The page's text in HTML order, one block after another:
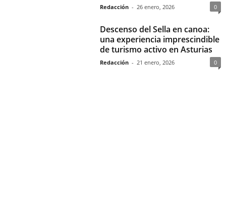
Redacción - 26 enero, 2026 0
Descenso del Sella en canoa:
una experiencia imprescindible
de turismo activo en Asturias
Redacción - 21 enero, 2026 0